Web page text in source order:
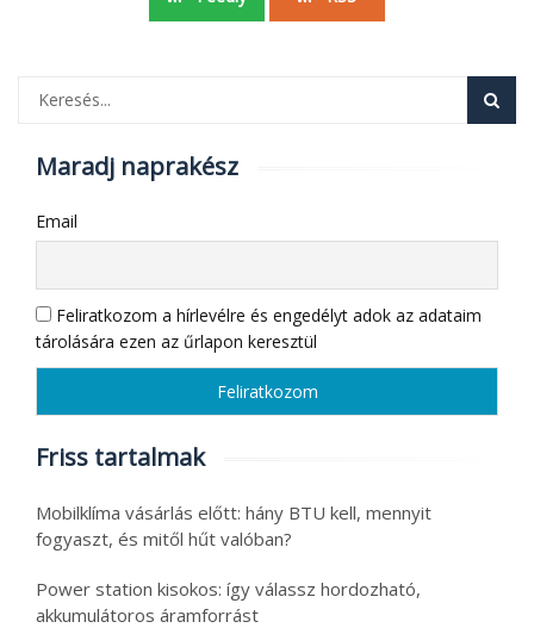
Maradj naprakész
Email
Feliratkozom a hírlevélre és engedélyt adok az adataim
tárolására ezen az űrlapon keresztül
Friss tartalmak
Mobilklíma vásárlás előtt: hány BTU kell, mennyit
fogyaszt, és mitől hűt valóban?
Power station kisokos: így válassz hordozható,
akkumulátoros áramforrást